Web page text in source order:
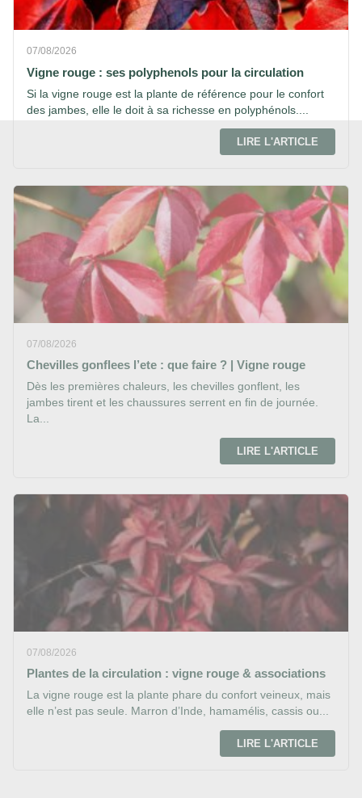
07/08/2026
Vigne rouge : ses polyphenols pour la circulation
Si la vigne rouge est la plante de référence pour le confort
des jambes, elle le doit à sa richesse en polyphénols....
LIRE L'ARTICLE
07/08/2026
Chevilles gonflees l’ete : que faire ? | Vigne rouge
Dès les premières chaleurs, les chevilles gonflent, les
jambes tirent et les chaussures serrent en fin de journée.
La...
LIRE L'ARTICLE
07/08/2026
Plantes de la circulation : vigne rouge & associations
La vigne rouge est la plante phare du confort veineux, mais
elle n’est pas seule. Marron d’Inde, hamamélis, cassis ou...
LIRE L'ARTICLE